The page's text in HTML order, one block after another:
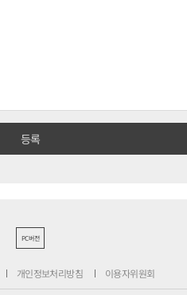
PC버전
개인정보처리방침 이용자위원회